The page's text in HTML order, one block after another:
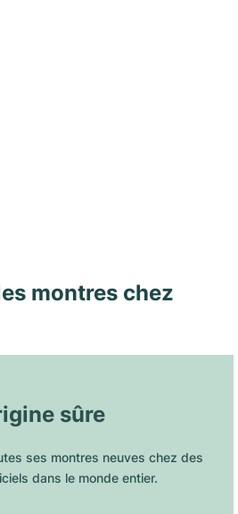
montres chez
sûre
ses montres neuves chez des
dans le monde entier.